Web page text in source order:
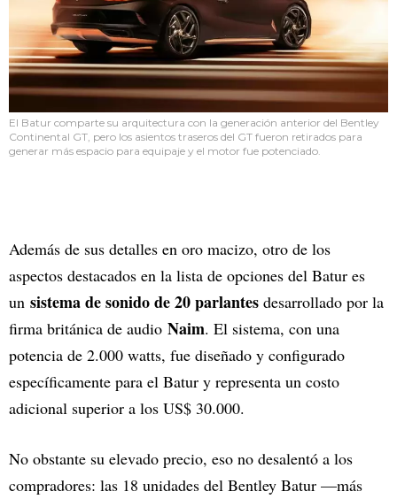
El Batur comparte su arquitectura con la generación anterior del Bentley
Continental GT, pero los asientos traseros del GT fueron retirados para
generar más espacio para equipaje y el motor fue potenciado.
Además de sus detalles en oro macizo, otro de los
aspectos destacados en la lista de opciones del Batur es
un sistema de sonido de 20 parlantes desarrollado por la
firma británica de audio Naim. El sistema, con una
potencia de 2.000 watts, fue diseñado y configurado
específicamente para el Batur y representa un costo
adicional superior a los US$ 30.000.
No obstante su elevado precio, eso no desalentó a los
compradores: las 18 unidades del Bentley Batur —más